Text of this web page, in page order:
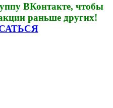
ВКонтакте, чтобы
раньше других!